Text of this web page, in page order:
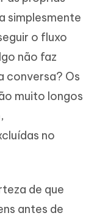
simplesmente
o fluxo
não faz
conversa? Os
muito longos
no
de que
antes de